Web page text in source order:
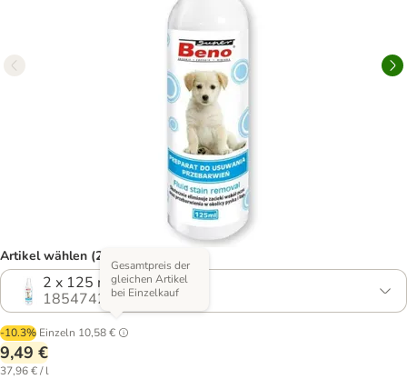
Artikel wählen (2 Varianten)
2 x 125 ml
1854742.1
-10.3% Einzeln 10,58 €
Gesamtpreis der
gleichen Artikel
bei Einzelkauf
9,49 €
37,96 € / l